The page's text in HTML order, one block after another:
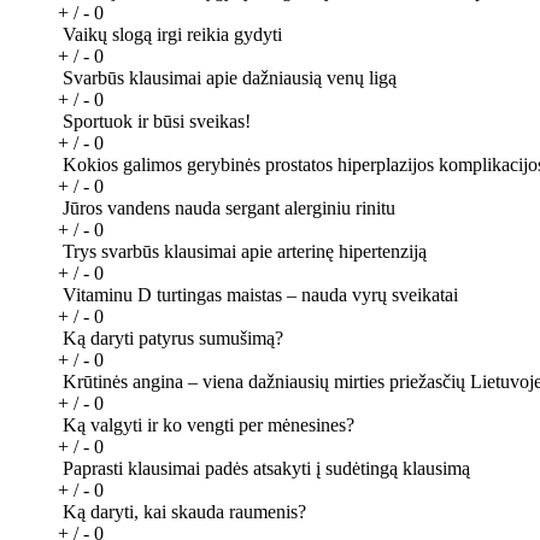
+ / - 0
Vaikų slogą irgi reikia gydyti
+ / - 0
Svarbūs klausimai apie dažniausią venų ligą
+ / - 0
Sportuok ir būsi sveikas!
+ / - 0
Kokios galimos gerybinės prostatos hiperplazijos
+ / - 0
Jūros vandens nauda sergant alerginiu rinitu
+ / - 0
Trys svarbūs klausimai apie arterinę hipertenziją
+ / - 0
Vitaminu D turtingas maistas – nauda vyrų sveikatai
+ / - 0
Ką daryti patyrus sumušimą?
+ / - 0
Krūtinės angina – viena dažniausių mirties priežasčių
+ / - 0
Ką valgyti ir ko vengti per mėnesines?
+ / - 0
Paprasti klausimai padės atsakyti į sudėtingą klausimą
+ / - 0
Ką daryti, kai skauda raumenis?
+ / - 0